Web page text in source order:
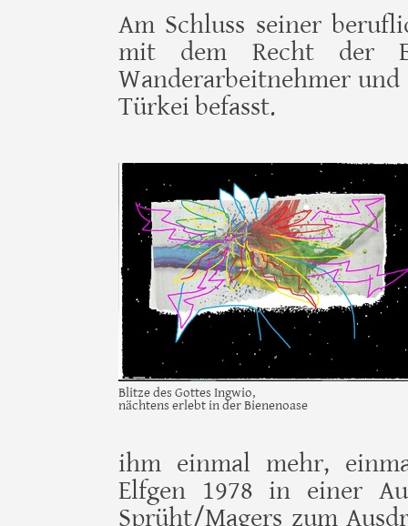
Am Schluss seiner
mit dem Recht der
Wanderarbeitnehmer
Türkei befasst.
Blitze des Gottes Ingwio,
nächtens erlebt in der Bienenoase
ihm einmal mehr,
Elfgen 1978 in einer
Sprüht/Magers zum